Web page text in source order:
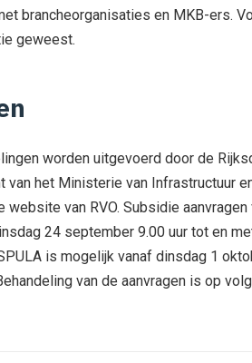
brancheorganisaties en MKB-ers.
geweest.
worden uitgevoerd door de
van het Ministerie van Infrastructuur
website van RVO. Subsidie
24 september 9.00 uur tot en
is mogelijk vanaf dinsdag 1
van de aanvragen is op